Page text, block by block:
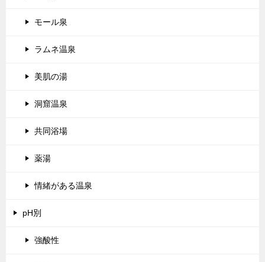
モール泉
ラムネ温泉
美肌の湯
洞窟温泉
共同浴場
薬湯
情緒がある温泉
pH別
強酸性